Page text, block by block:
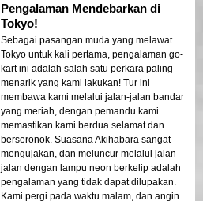
Pengalaman Mendebarkan di
Tokyo!
Sebagai pasangan muda yang melawat
Tokyo untuk kali pertama, pengalaman go-
kart ini adalah salah satu perkara paling
menarik yang kami lakukan! Tur ini
membawa kami melalui jalan-jalan bandar
yang meriah, dengan pemandu kami
memastikan kami berdua selamat dan
berseronok. Suasana Akihabara sangat
mengujakan, dan meluncur melalui jalan-
jalan dengan lampu neon berkelip adalah
pengalaman yang tidak dapat dilupakan.
Kami pergi pada waktu malam, dan angin